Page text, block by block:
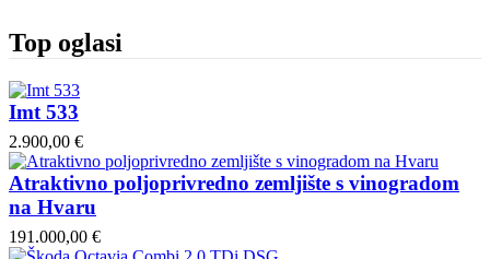
Top oglasi
Imt 533
2.900,00 €
Atraktivno poljoprivredno zemljište s vinogradom
na Hvaru
191.000,00 €